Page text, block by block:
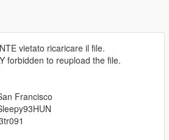
vietato ricaricare il file.
forbidden to reupload the file.
Francisco